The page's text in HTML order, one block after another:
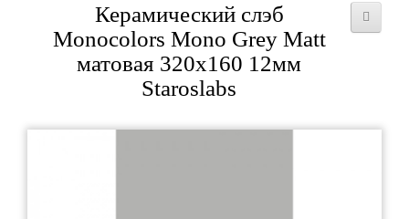
Керамический слэб
Monocolors Mono Grey Matt
матовая 320x160 12мм
Staroslabs